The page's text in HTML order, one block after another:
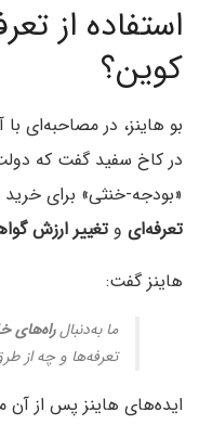
استفاده از
کوین؟
در کاخ سفید گفت که
«بودجه-خنثی» برای
تعرفه‌ای وتغییر ارزش
هاینز گفت:
ما به‌دنبالراه‌های
تعرفه‌ها و چه از
ایده‌های هاینز پس از آن